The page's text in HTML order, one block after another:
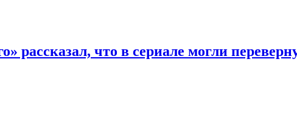
рассказал, что в сериале могли